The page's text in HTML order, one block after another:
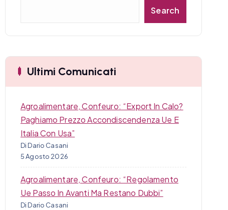
a
Search
Ultimi Comunicati
Agroalimentare, Confeuro: “Export In Calo?
Paghiamo Prezzo Accondiscendenza Ue E
Italia Con Usa”
Di Dario Casani
5 Agosto 2026
Agroalimentare, Confeuro: “Regolamento
Ue Passo In Avanti Ma Restano Dubbi”
Di Dario Casani